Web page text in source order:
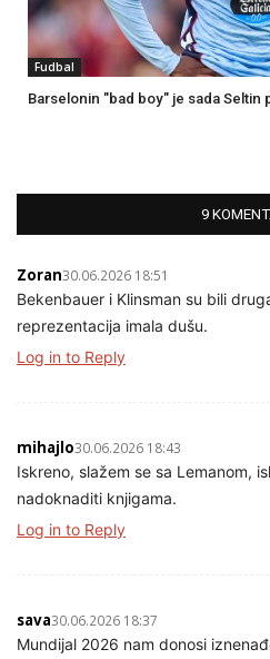
Fudbal
Barselonin "bad boy" je sada Seltin
9
Zoran30.06.2026 18:51
Bekenbauer i Klinsman su bili
reprezentacija imala dušu.
Log in to Reply
mihajlo30.06.2026 18:43
Iskreno, slažem se sa Lemanom,
nadoknaditi knjigama.
Log in to Reply
sava30.06.2026 18:37
Mundijal 2026 nam donosi